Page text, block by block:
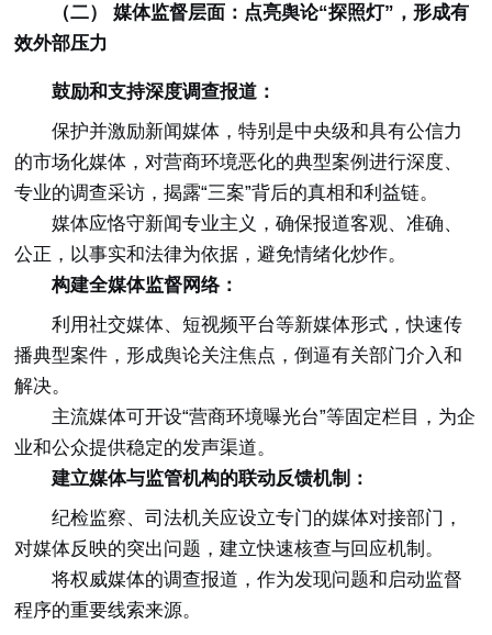
（二） 媒体监督层面：点亮舆论“探照灯”，形成有
效外部压力
鼓励和支持深度调查报道：
保护并激励新闻媒体，特别是中央级和具有公信力
的市场化媒体，对营商环境恶化的典型案例进行深度、
专业的调查采访，揭露“三案”背后的真相和利益链。
媒体应恪守新闻专业主义，确保报道客观、准确、
公正，以事实和法律为依据，避免情绪化炒作。
构建全媒体监督网络：
利用社交媒体、短视频平台等新媒体形式，快速传
播典型案件，形成舆论关注焦点，倒逼有关部门介入和
解决。
主流媒体可开设“营商环境曝光台”等固定栏目，为企
业和公众提供稳定的发声渠道。
建立媒体与监管机构的联动反馈机制：
纪检监察、司法机关应设立专门的媒体对接部门，
对媒体反映的突出问题，建立快速核查与回应机制。
将权威媒体的调查报道，作为发现问题和启动监督
程序的重要线索来源。